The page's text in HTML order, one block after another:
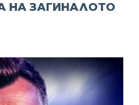
НА ЗАГИНАЛОТО